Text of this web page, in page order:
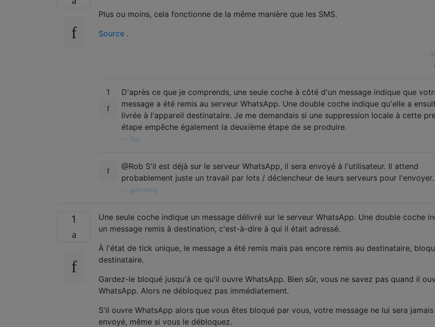
Plus ou moins, cela fonctionne de la même manière que les SMS.
Source .
1
D'après ce que je comprends, une seule coche à côté d'un message indique que
message a été remis au serveur WhatsApp. Une double coche indique qu'elle a
livrée à l'appareil destinataire. Je me demandais si une suppression locale à cette
étape empêche également la deuxième étape de se produire.
Rob
@Rob S'il est déjà sur le serveur WhatsApp, il sera envoyé à l'utilisateur. Il attend
probablement juste un travail par lots / déclencheur de leurs serveurs pour l'envoyer.
geffchang
1
Une seule coche indique un message délivré sur le serveur WhatsApp. Une double coche
un message remis à destination, c'est-à-dire à qui il était adressé.
À l'état de tick unique, le message a été remis mais pas encore remis au destinataire,
destinataire.
Gardez-le bloqué jusqu'à ce qu'il ouvre WhatsApp. Bien sûr, vous ne savez pas quand il
WhatsApp. Alors ne débloquez pas immédiatement.
S'il ouvre WhatsApp alors que vous êtes bloqué par vous, votre message ne lui sera jamais
envoyé, même si vous le débloquez.